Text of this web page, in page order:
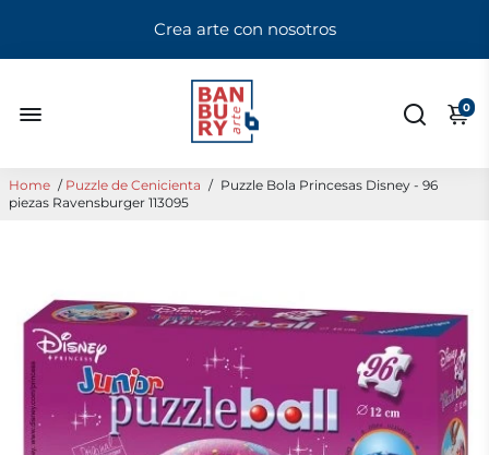
Crea arte con nosotros
0
Home / Puzzle de Cenicienta / Puzzle Bola Princesas Disney - 96
piezas Ravensburger 113095